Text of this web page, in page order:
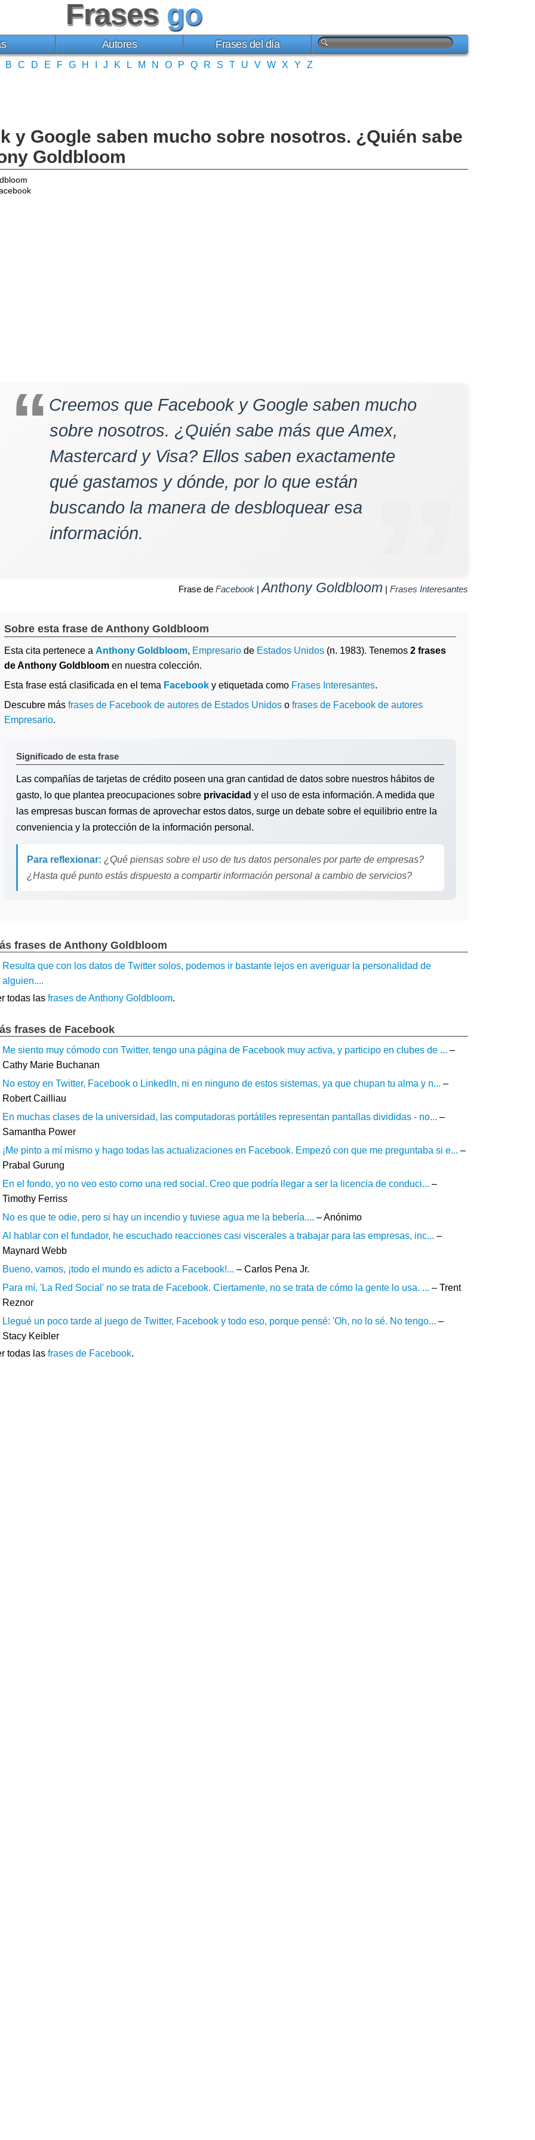
Frases go
Autores Frases del día
B C D E F G H J K L M N O P Q R S T U V W X Y Z
y Google saben mucho sobre nosotros. ¿Quién sabe
Goldbloom
Creemos que Facebook y Google saben mucho
sobre nosotros. ¿Quién sabe más que Amex,
Mastercard y Visa? Ellos saben exactamente
qué gastamos y dónde, por lo que están
buscando la manera de desbloquear esa
información.
Frase de Facebook |Anthony Goldbloom | Frases Interesantes
Sobre esta frase de Anthony Goldbloom
Esta cita pertenece a Anthony Goldbloom, Empresario de Estados Unidos (n. 1983). Tenemos 2 frases
de Anthony Goldbloom en nuestra colección.
Esta frase está clasificada en el tema Facebook y etiquetada como Frases Interesantes.
Descubre más frases de Facebook de autores de Estados Unidos o frases de Facebook de autores
Empresario.
Significado de esta frase
Las compañías de tarjetas de crédito poseen una gran cantidad de datos sobre nuestros hábitos de
gasto, lo que plantea preocupaciones sobre privacidad y el uso de esta información. A medida que
las empresas buscan formas de aprovechar estos datos, surge un debate sobre el equilibrio entre la
conveniencia y la protección de la información personal.
Para reflexionar: ¿Qué piensas sobre el uso de tus datos personales por parte de empresas?
¿Hasta qué punto estás dispuesto a compartir información personal a cambio de servicios?
frases de Anthony Goldbloom
Resulta que con los datos de Twitter solos, podemos ir bastante lejos en averiguar la personalidad de
alguien....
todas las frases de Anthony Goldbloom.
frases de Facebook
Me siento muy cómodo con Twitter, tengo una página de Facebook muy activa, y participo en clubes de ... –
Cathy Marie Buchanan
No estoy en Twitter, Facebook o LinkedIn, ni en ninguno de estos sistemas, ya que chupan tu alma y n... –
Robert Cailliau
En muchas clases de la universidad, las computadoras portátiles representan pantallas divididas - no... –
Samantha Power
¡Me pinto a mí mismo y hago todas las actualizaciones en Facebook. Empezó con que me preguntaba si e... –
Prabal Gurung
En el fondo, yo no veo esto como una red social. Creo que podría llegar a ser la licencia de conduci... –
Timothy Ferriss
No es que te odie, pero si hay un incendio y tuviese agua me la bebería.... – Anónimo
Al hablar con el fundador, he escuchado reacciones casi viscerales a trabajar para las empresas, inc... –
Maynard Webb
Bueno, vamos, ¡todo el mundo es adicto a Facebook!... – Carlos Pena Jr.
Para mí, 'La Red Social' no se trata de Facebook. Ciertamente, no se trata de cómo la gente lo usa. ... – Trent
Reznor
Llegué un poco tarde al juego de Twitter, Facebook y todo eso, porque pensé: 'Oh, no lo sé. No tengo... –
Stacy Keibler
todas las frases de Facebook.